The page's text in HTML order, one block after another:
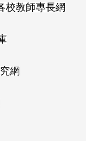
校教師專長網
網